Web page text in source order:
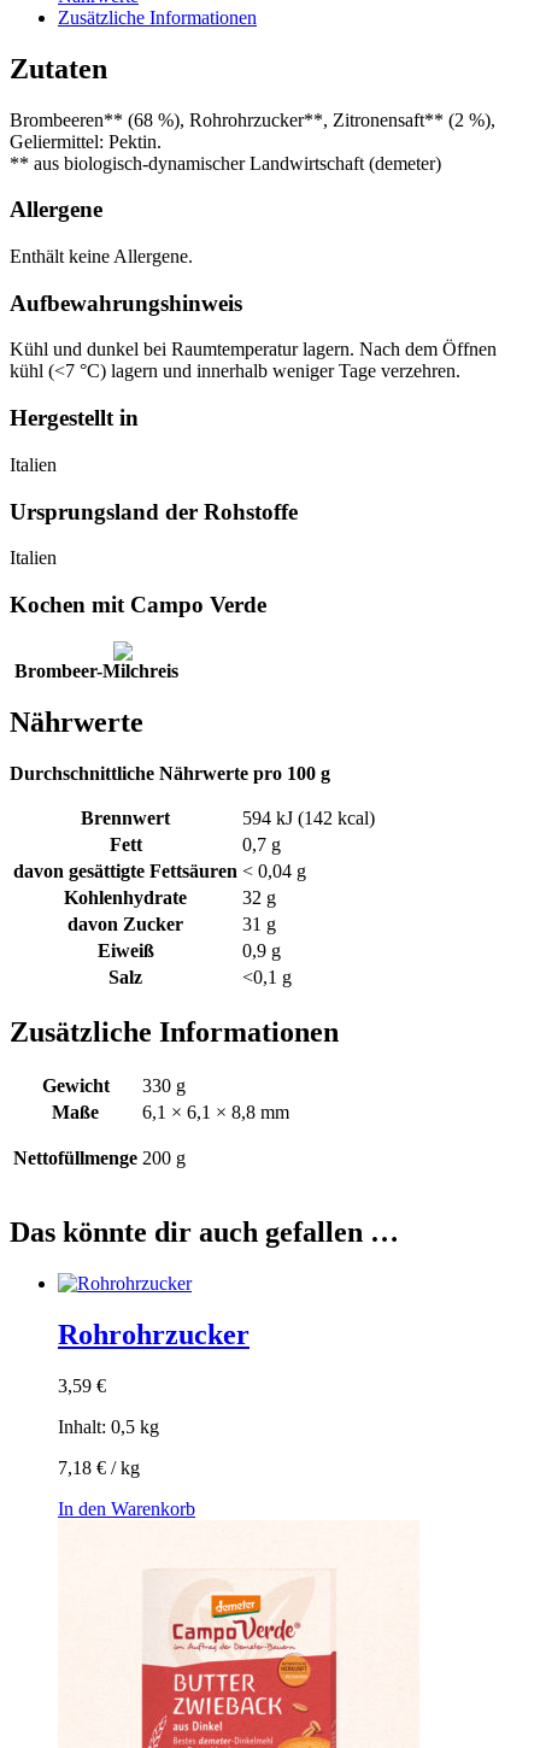
Zusätzliche Informationen
Zutaten
Brombeeren** (68 %), Rohrohrzucker**, Zitronensaft** (2 %),
Geliermittel: Pektin.
** aus biologisch-dynamischer Landwirtschaft (demeter)
Allergene
Enthält keine Allergene.
Aufbewahrungshinweis
Kühl und dunkel bei Raumtemperatur lagern. Nach dem Öffnen
kühl (<7 °C) lagern und innerhalb weniger Tage verzehren.
Hergestellt in
Italien
Ursprungsland der Rohstoffe
Italien
Kochen mit Campo Verde
Brombeer-Milchreis
Nährwerte
Durchschnittliche Nährwerte pro 100 g
Brennwert
594 kJ (142 kcal)
Fett
0,7 g
davon gesättigte Fettsäuren < 0,04 g
Kohlenhydrate
32 g
davon Zucker
31 g
Eiweiß
0,9 g
Salz
<0,1 g
Zusätzliche Informationen
Gewicht
330 g
Maße
6,1 × 6,1 × 8,8 mm
Nettofüllmenge 200 g
Das könnte dir auch gefallen …
Rohrohrzucker
3,59 €
Inhalt: 0,5 kg
7,18 € /kg
In den Warenkorb